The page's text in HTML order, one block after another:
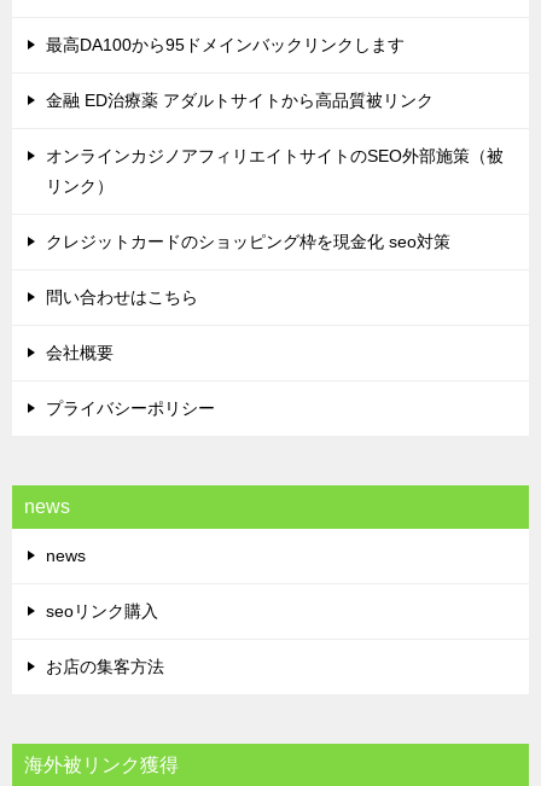
最高DA100から95ドメインバックリンクします
金融 ED治療薬 アダルトサイトから高品質被リンク
オンラインカジノアフィリエイトサイトのSEO外部施策（被
リンク）
クレジットカードのショッピング枠を現金化 seo対策
問い合わせはこちら
会社概要
プライバシーポリシー
news
news
seoリンク購入
お店の集客方法
海外被リンク獲得